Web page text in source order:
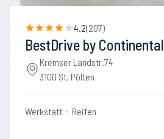
4.2(207)
BestDrive by Continental
Kremser Landstr.74
3100 St. Pölten
Werkstatt Reifen